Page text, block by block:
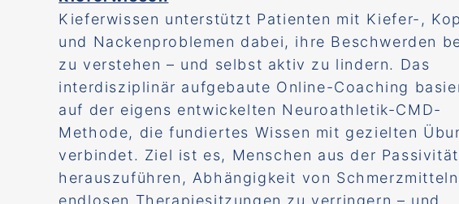
Kieferwissen unterstützt Patienten mit Kiefer-,
und Nackenproblemen dabei, ihre Beschwerden
zu verstehen – und selbst aktiv zu lindern. Das
interdisziplinär aufgebaute Online-Coaching
auf der eigens entwickelten Neuroathletik-CMD-
Methode, die fundiertes Wissen mit gezielten
verbindet. Ziel ist es, Menschen aus der Passivität
herauszuführen, Abhängigkeit von
endlosen Therapiesitzungen zu verringern – und